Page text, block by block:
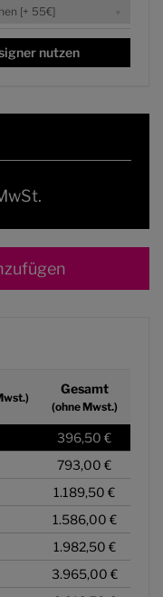
[+ 55€]
nutzen
Gesamt
(ohne Mwst.)
396,50 €
793,00 €
1.189,50 €
1.586,00 €
1.982,50 €
3.965,00 €